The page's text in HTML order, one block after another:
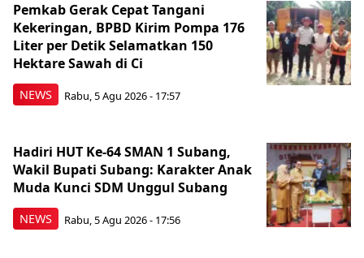
NEWS
Pemkab Gerak Cepat Tangani
Kekeringan, BPBD Kirim Pompa 176
Liter per Detik Selamatkan 150
Hektare Sawah di Ci
Rabu, 5 Agu 2026 - 17:57
NEWS
Hadiri HUT Ke-64 SMAN 1 Subang,
Wakil Bupati Subang: Karakter Anak
Muda Kunci SDM Unggul Subang
Rabu, 5 Agu 2026 - 17:56